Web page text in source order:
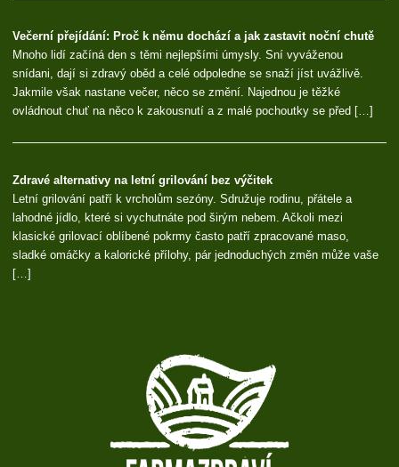
Večerní přejídání: Proč k němu dochází a jak zastavit noční chutě
Mnoho lidí začíná den s těmi nejlepšími úmysly. Sní vyváženou
snídani, dají si zdravý oběd a celé odpoledne se snaží jíst uvážlivě.
Jakmile však nastane večer, něco se změní. Najednou je těžké
ovládnout chuť na něco k zakousnutí a z malé pochoutky se před […]
Zdravé alternativy na letní grilování bez výčitek
Letní grilování patří k vrcholům sezóny. Sdružuje rodinu, přátele a
lahodné jídlo, které si vychutnáte pod širým nebem. Ačkoli mezi
klasické grilovací oblíbené pokrmy často patří zpracované maso,
sladké omáčky a kalorické přílohy, pár jednoduchých změn může vaše
[…]